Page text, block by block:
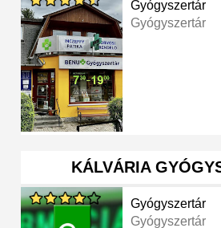
Gyógyszertár
Gyógyszertár
KÁLVÁRIA
Gyógyszertár
Gyógyszertár